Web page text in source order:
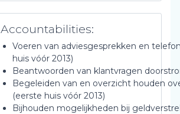
Accountabilities:
Voeren van adviesgesprekken en
huis vóór 2013)
Beantwoorden van klantvragen
Begeleiden van en overzicht houden
(eerste huis vóór 2013)
Bijhouden mogelijkheden bij